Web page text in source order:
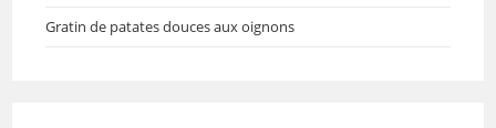
Gratin de patates douces aux oignons